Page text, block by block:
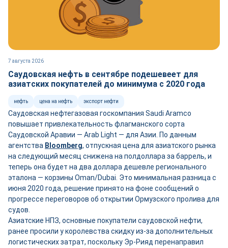
7 августа 2026
Саудовская нефть в сентябре подешевеет для
азиатских покупателей до минимума с 2020 года
нефть цена на нефть экспорт нефти
Саудовская нефтегазовая госкомпания Saudi Aramco
повышает привлекательность флагманского сорта
Саудовской Аравии — Arab Light — для Азии. По данным
агентства Bloomberg, отпускная цена для азиатского рынка
на следующий месяц снижена на полдоллара за баррель, и
теперь она будет на два доллара дешевле регионального
эталона — корзины Oman/Dubai. Это минимальная разница с
июня 2020 года, решение принято на фоне сообщений о
прогрессе переговоров об открытии Ормузского пролива для
судов.
Азиатские НПЗ, основные покупатели саудовской нефти,
ранее просили у королевства скидку из-за дополнительных
логистических затрат, поскольку Эр-Рияд перенаправил